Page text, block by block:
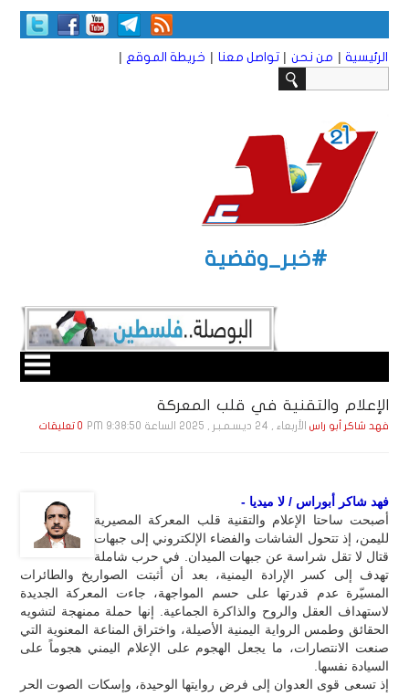
الرئيسية | من نحن | تواصل معنا | خريطة الموقع |
#خبر_وقضية
الإعلام والتقنية في قلب المعركة
فهد شاكر أبو راس الأربعاء , 24 ديـسـمـبـر , 2025 الساعة 9:38:50 PM 0 تعليقات
فهد شاكر أبوراس / لا ميديا -
أصبحت ساحتا الإعلام والتقنية قلب المعركة المصيرية
لليمن، إذ تتحول الشاشات والفضاء الإلكتروني إلى جبهات
قتال لا تقل شراسة عن جبهات الميدان. في حرب شاملة
تهدف إلى كسر الإرادة اليمنية، بعد أن أثبتت الصواريخ والطائرات
المسيّرة عدم قدرتها على حسم المواجهة، جاءت المعركة الجديدة
لاستهداف العقل والروح والذاكرة الجماعية. إنها حملة ممنهجة لتشويه
الحقائق وطمس الرواية اليمنية الأصيلة، واختراق المناعة المعنوية التي
صنعت الانتصارات، ما يجعل الهجوم على الإعلام اليمني هجوماً على
السيادة نفسها.
إذ تسعى قوى العدوان إلى فرض روايتها الوحيدة، وإسكات الصوت الحر